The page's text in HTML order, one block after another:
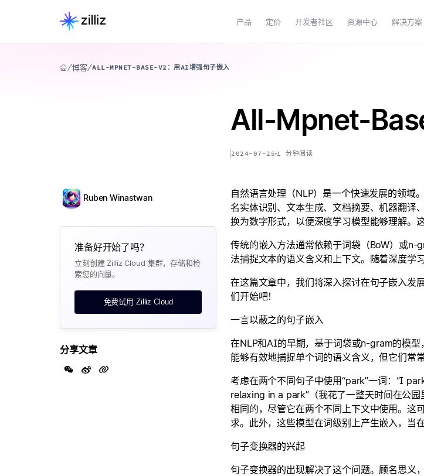
产品 定价 开发者社区 资源中心 解决方案
博客 ALL-MPNET-BASE-V2：用AI增强句子嵌入
All-Mpnet-
2024-07-25 1 分钟阅读
Ruben Winastwan
准备好开始了吗？
立刻创建 Zilliz Cloud 集群，存储和检
索您的向量。
免费试用 Zilliz Cloud
分享文章
自然语言处理（NLP）是一个快速发展的领域
名实体识别、文本生成、文档摘要、机器翻译
换为数字形式，以便深度学习模型能够理解。
传统的嵌入方法通常依赖于词袋（BoW）或n-
法捕捉文本的语义含义和上下文。随着深度学
在这篇文章中，我们将深入探讨在句子嵌入发
们开始吧！
一言以蔽之的句子嵌入
在NLP和AI的早期，基于词袋或n-gram的模
能够有效地捕捉单个词的语义含义，但它们常
考虑在两个不同句子中使用“park”一词：“I
relaxing in a park”（我花了一整天时间在公
相同的，尽管它在两个不同上下文中使用。这
求。此外，这些模型在词级别上产生嵌入，当
句子变换器的兴起
句子变换器的出现解决了这个问题。顾名思义